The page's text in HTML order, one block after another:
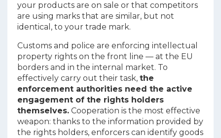
your products are on sale or that competitors
are using marks that are similar, but not
identical, to your trade mark.
Customs and police are enforcing intellectual
property rights on the front line — at the EU
borders and in the internal market. To
effectively carry out their task, the
enforcement authorities need the active
engagement of the rights holders
themselves. Cooperation is the most effective
weapon: thanks to the information provided by
the rights holders, enforcers can identify goods